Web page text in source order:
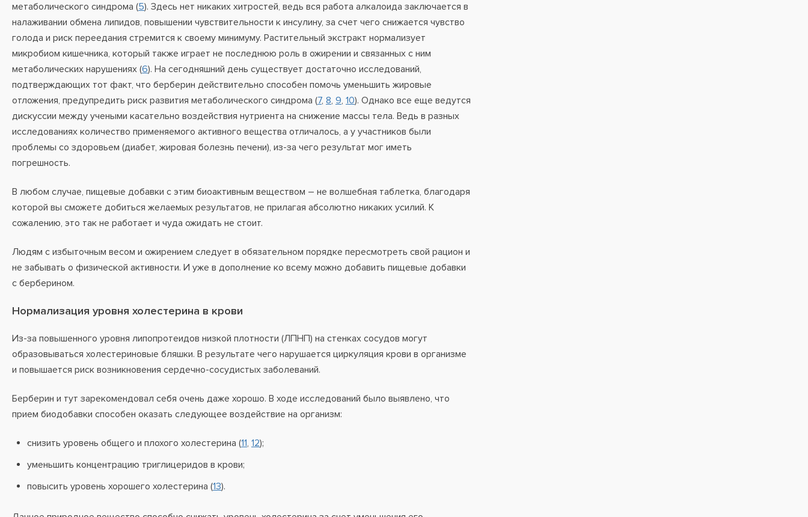
метаболического синдрома (5). Здесь нет никаких хитростей, ведь вся работа алкалоида заключается в
налаживании обмена липидов, повышении чувствительности к инсулину, за счет чего снижается чувство
голода и риск переедания стремится к своему минимуму. Растительный экстракт нормализует
микробиом кишечника, который также играет не последнюю роль в ожирении и связанных с ним
метаболических нарушениях (6). На сегодняшний день существует достаточно исследований,
подтверждающих тот факт, что берберин действительно способен помочь уменьшить жировые
отложения, предупредить риск развития метаболического синдрома (7, 8, 9, 10). Однако все еще ведутся
дискуссии между учеными касательно воздействия нутриента на снижение массы тела. Ведь в разных
исследованиях количество применяемого активного вещества отличалось, а у участников были
проблемы со здоровьем (диабет, жировая болезнь печени), из-за чего результат мог иметь
погрешность.
В любом случае, пищевые добавки с этим биоактивным веществом – не волшебная таблетка, благодаря
которой вы сможете добиться желаемых результатов, не прилагая абсолютно никаких усилий. К
сожалению, это так не работает и чуда ожидать не стоит.
Людям с избыточным весом и ожирением следует в обязательном порядке пересмотреть свой рацион и
не забывать о физической активности. И уже в дополнение ко всему можно добавить пищевые добавки
с берберином.
Нормализация уровня холестерина в крови
Из-за повышенного уровня липопротеидов низкой плотности (ЛПНП) на стенках сосудов могут
образовываться холестериновые бляшки. В результате чего нарушается циркуляция крови в организме
и повышается риск возникновения сердечно-сосудистых заболеваний.
Берберин и тут зарекомендовал себя очень даже хорошо. В ходе исследований было выявлено, что
прием биодобавки способен оказать следующее воздействие на организм:
снизить уровень общего и плохого холестерина (11, 12);
уменьшить концентрацию триглицеридов в крови;
повысить уровень хорошего холестерина (13).